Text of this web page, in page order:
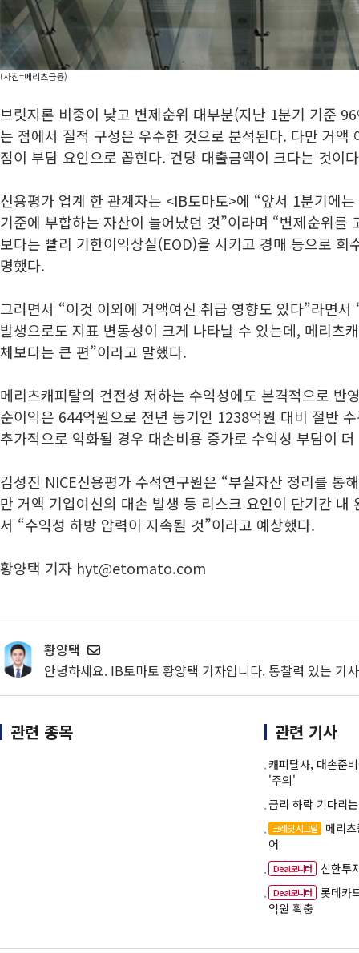
(사진=메리츠금융)
브릿지론 비중이 낮고 변제순위 대부분(지난 1분기 기준
는 점에서 질적 구성은 우수한 것으로 분석된다. 다만 거액
점이 부담 요인으로 꼽힌다. 건당 대출금액이 크다는 것이
신용평가 업계 한 관계자는 <IB토마토>에 “앞서 1분기에
기준에 부합하는 자산이 늘어났던 것”이라며 “변제순위를
보다는 빨리 기한이익상실(EOD)을 시키고 경매 등으로 회
명했다.
그러면서 “이것 이외에 거액여신 취급 영향도 있다”라면
발생으로도 지표 변동성이 크게 나타날 수 있는데, 메리츠
체보다는 큰 편”이라고 말했다.
메리츠캐피탈의 건전성 저하는 수익성에도 본격적으로 반
순이익은 644억원으로 전년 동기인 1238억원 대비 절반
추가적으로 악화될 경우 대손비용 증가로 수익성 부담이
김성진 NICE신용평가 수석연구원은 “부실자산 정리를 통
만 거액 기업여신의 대손 발생 등 리스크 요인이 단기간 내
서 “수익성 하방 압력이 지속될 것”이라고 예상했다.
황양택 기자 hyt@etomato.com
황양택
안녕하세요. IB토마토 황양택 기자입니다. 통찰력 있는 기
관련 종목 관련 기사
캐피탈사, 대손준
'주의'
금리 하락 기다리
크레딧 시그널
메리
어
Deal모니터 신한투
Deal모니터
롯데카
억원 확충